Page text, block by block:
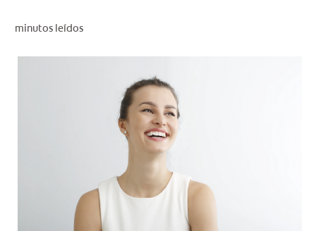
minutos leídos